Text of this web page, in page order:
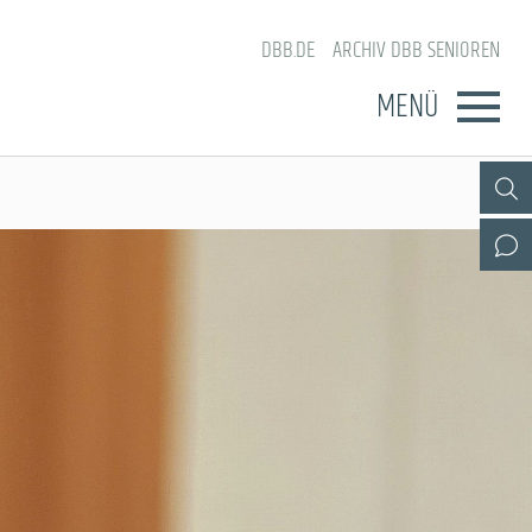
DBB.DE ARCHIV DBB SENIOREN
MENÜ